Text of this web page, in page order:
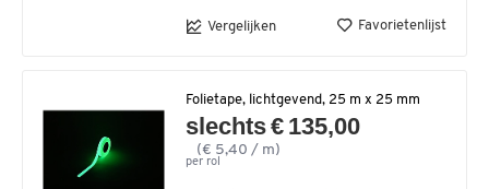
Vergelijken Favorietenlijst
Folietape, lichtgevend, 25 m x 25 mm
slechts € 135,00
(€ 5,40 / m)
per rol